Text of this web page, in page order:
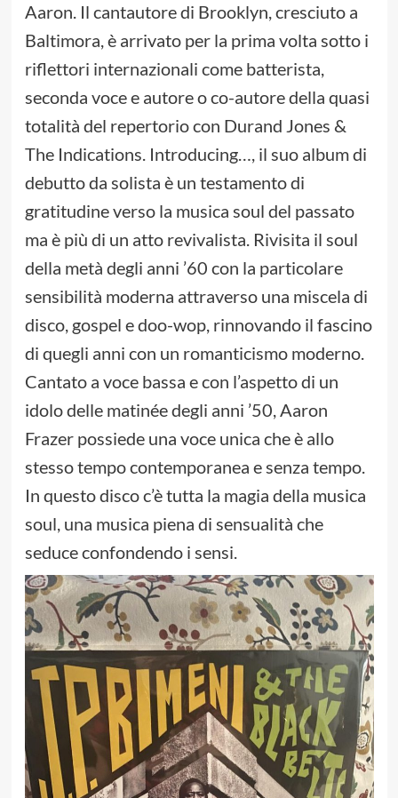
Aaron. Il cantautore di Brooklyn, cresciuto a
Baltimora, è arrivato per la prima volta sotto i
riflettori internazionali come batterista,
seconda voce e autore o co-autore della quasi
totalità del repertorio con Durand Jones &
The Indications. Introducing…, il suo album di
debutto da solista è un testamento di
gratitudine verso la musica soul del passato
ma è più di un atto revivalista. Rivisita il soul
della metà degli anni ’60 con la particolare
sensibilità moderna attraverso una miscela di
disco, gospel e doo-wop, rinnovando il fascino
di quegli anni con un romanticismo moderno.
Cantato a voce bassa e con l’aspetto di un
idolo delle matinée degli anni ’50, Aaron
Frazer possiede una voce unica che è allo
stesso tempo contemporanea e senza tempo.
In questo disco c’è tutta la magia della musica
soul, una musica piena di sensualità che
seduce confondendo i sensi.